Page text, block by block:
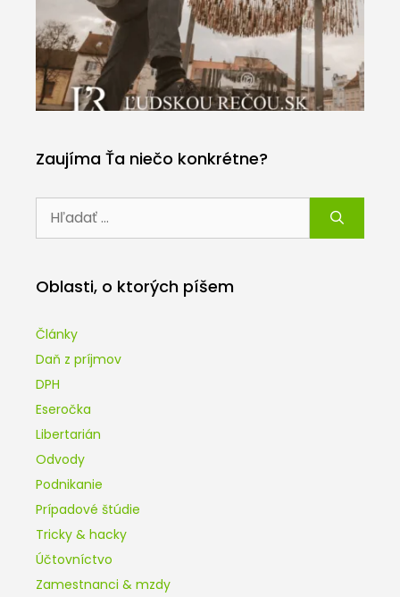
Zaujíma Ťa niečo konkrétne?
Oblasti, o ktorých píšem
Články
Daň z príjmov
DPH
Eseročka
Libertarián
Odvody
Podnikanie
Prípadové štúdie
Tricky & hacky
Účtovníctvo
Zamestnanci & mzdy